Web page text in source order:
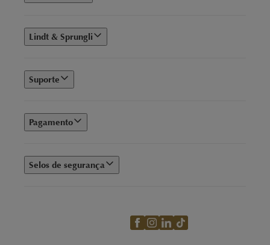
Lindt & Sprungli
Suporte
Pagamento
Selos de segurança